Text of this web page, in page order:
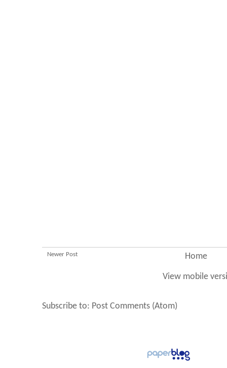
Newer Post Home
View mobile
Subscribe to: Post Comments (Atom)